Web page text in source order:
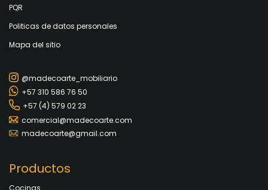
PQR
Politicas de datos personales
Mapa del sitio
@madecoarte_mobiliario
+57 310 586 76 50
+57 (4) 579 02 23
comercial@madecoarte.com
madecoarte@gmail.com
Productos
Cocinas